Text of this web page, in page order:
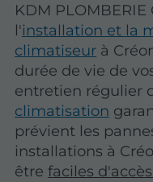
KDM PLOMBERIE
l'installation et la
climatiseur à
durée de vie de
entretien régulier
climatisation
prévient les
installations à
êtrefaciles